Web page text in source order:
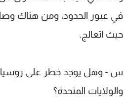
في عبور الحدود، ومن هناك وصلت
حيث اتعالج.
س - وهل يوجد خطر على روسيا
والولايات المتحدة؟